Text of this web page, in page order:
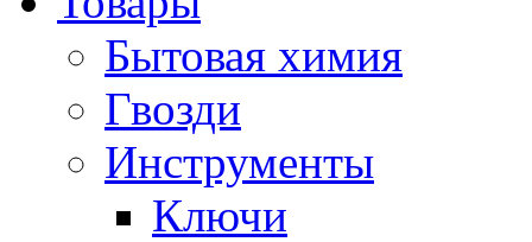
Бытовая химия
Гвозди
Инструменты
Ключи